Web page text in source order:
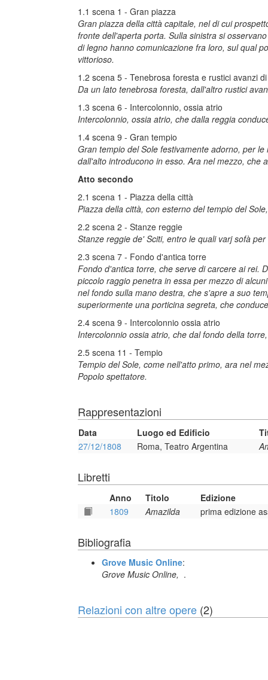
1.1 scena 1 - Gran piazza
Gran piazza della città capitale, nel di cui
fronte dell'aperta porta. Sulla sinistra si
di legno hanno comunicazione fra loro, sul qual
vittorioso.
1.2 scena 5 - Tenebrosa foresta e rustici avanzi
Da un lato tenebrosa foresta, dall'altro rustici
1.3 scena 6 - Intercolonnio, ossia atrio
Intercolonnio, ossia atrio, che dalla reggia
1.4 scena 9 - Gran tempio
Gran tempio del Sole festivamente adorno, per
dall'alto introducono in esso. Ara nel mezzo, che
Atto secondo
2.1 scena 1 - Piazza della città
Piazza della città, con esterno del tempio del
2.2 scena 2 - Stanze reggie
Stanze reggie de' Sciti, entro le quali varj sofà
2.3 scena 7 - Fondo d'antica torre
Fondo d'antica torre, che serve di carcere ai rei.
piccolo raggio penetra in essa per mezzo di
nel fondo sulla mano destra, che s'apre a suo
superiormente una porticina segreta, che
2.4 scena 9 - Intercolonnio ossia atrio
Intercolonnio ossia atrio, che dal fondo della
2.5 scena 11 - Tempio
Tempio del Sole, come nell'atto primo, ara nel
Popolo spettatore.
Rappresentazioni
Data Luogo ed Edificio
27/12/1808
Roma, Teatro Argentina
Libretti
Anno Titolo
Edizione
1809
Amazilda prima edizione
Bibliografia
Grove Music Online:
Grove Music Online, .
Relazioni con altre opere (2)